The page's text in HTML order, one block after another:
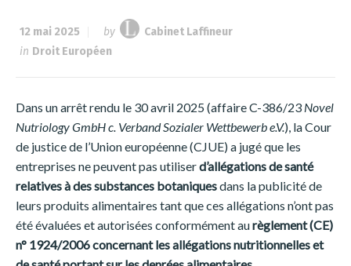
12 mai 2025 by
Cabinet Laffineur
in Droit Européen
Dans un arrêt rendu le 30 avril 2025 (affaire C-386/23 Novel
Nutriology GmbH c. Verband Sozialer Wettbewerb e.V.), la Cour
de justice de l’Union européenne (CJUE) a jugé que les
entreprises ne peuvent pas utiliserd’allégations de santé
relatives à des substances botaniquesdans la publicité de
leurs produits alimentaires tant que ces allégations n’ont pas
été évaluées et autorisées conformément aurèglement (CE)
n° 1924/2006 concernant les allégations nutritionnelles et